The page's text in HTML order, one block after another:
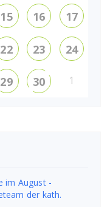
15 16 17
22 23 24
29 30 1
im August -
der kath.